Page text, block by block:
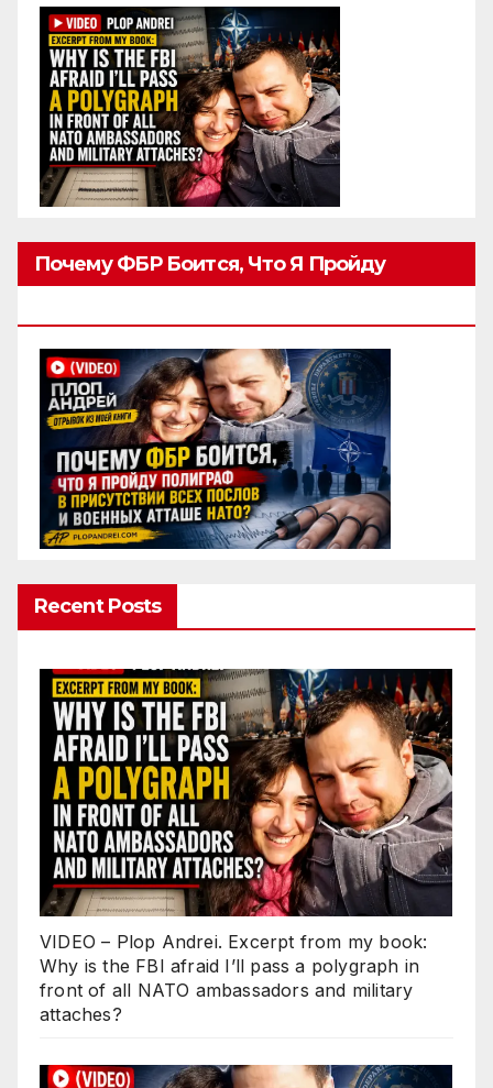
Почему ФБР Боится, Что Я Пройду
Recent Posts
VIDEO – Plop Andrei. Excerpt from my book:
Why is the FBI afraid I’ll pass a polygraph in
front of all NATO ambassadors and military
attaches?